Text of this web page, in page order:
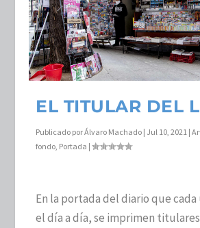
EL TITULAR DEL
Publicado porÁlvaro Machado | Jul 10, 2021 |
fondo Portada |
En la portada del diario que cada
el día a día, se imprimen